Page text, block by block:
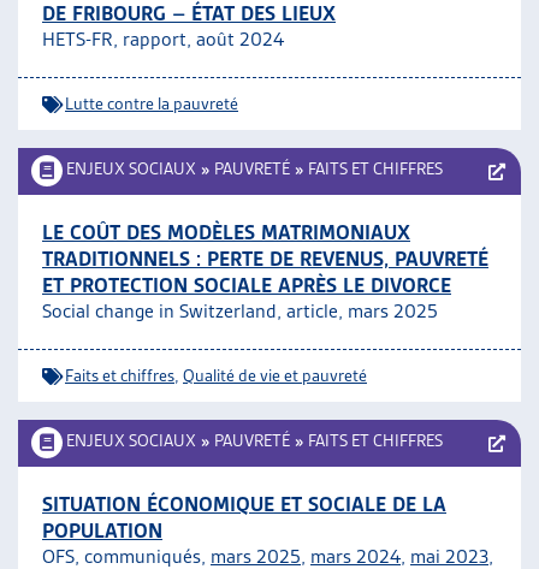
DE FRIBOURG – ÉTAT DES LIEUX
HETS-FR, rapport, août 2024
Lutte contre la pauvreté
ENJEUX SOCIAUX » PAUVRETÉ » FAITS ET CHIFFRES
LE COÛT DES MODÈLES MATRIMONIAUX
TRADITIONNELS : PERTE DE REVENUS, PAUVRETÉ
ET PROTECTION SOCIALE APRÈS LE DIVORCE
Social change in Switzerland, article, mars 2025
Faits et chiffres Qualité de vie et pauvreté
ENJEUX SOCIAUX » PAUVRETÉ » FAITS ET CHIFFRES
SITUATION ÉCONOMIQUE ET SOCIALE DE LA
POPULATION
OFS, communiqués, mars 2025, mars 2024, mai 2023,